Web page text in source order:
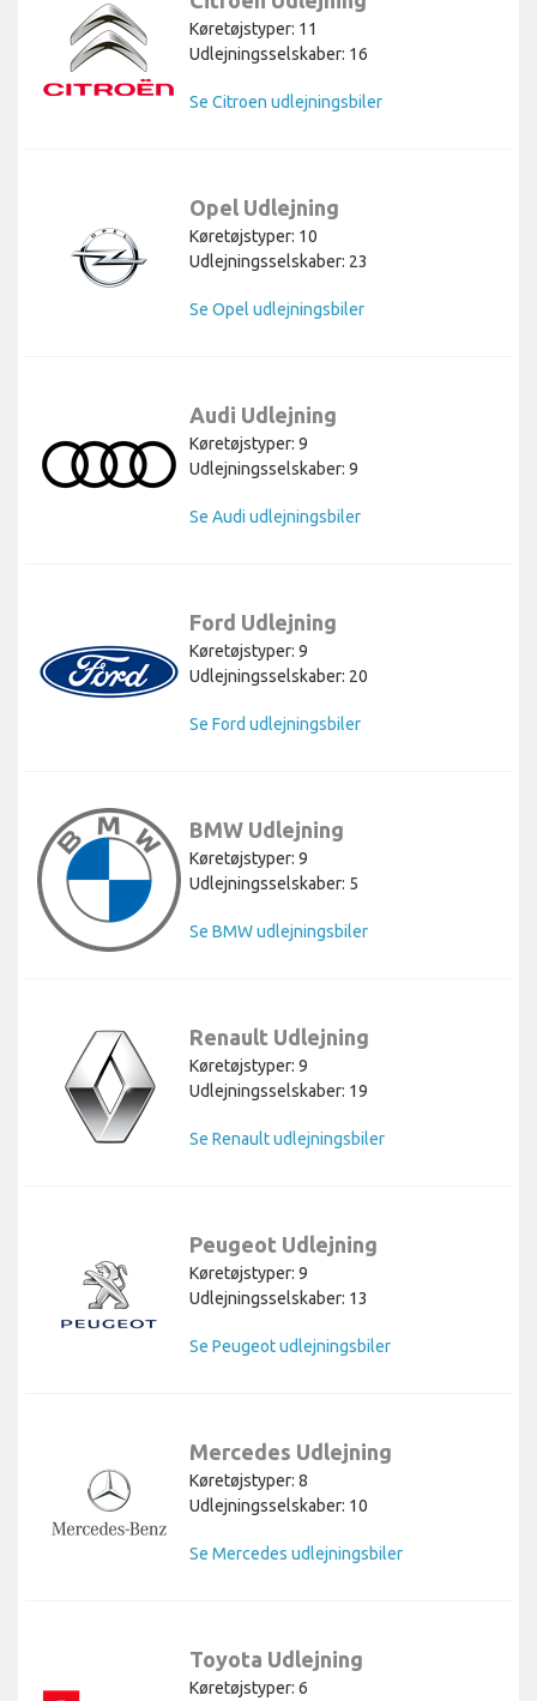
Køretøjstyper: 11
Udlejningsselskaber: 16
Se Citroen udlejningsbiler
Opel Udlejning
Køretøjstyper: 10
Udlejningsselskaber: 23
Se Opel udlejningsbiler
Audi Udlejning
Køretøjstyper: 9
Udlejningsselskaber: 9
Se Audi udlejningsbiler
Ford Udlejning
Køretøjstyper: 9
Udlejningsselskaber: 20
Se Ford udlejningsbiler
BMW Udlejning
Køretøjstyper: 9
Udlejningsselskaber: 5
Se BMW udlejningsbiler
Renault Udlejning
Køretøjstyper: 9
Udlejningsselskaber: 19
Se Renault udlejningsbiler
Peugeot Udlejning
Køretøjstyper: 9
Udlejningsselskaber: 13
Se Peugeot udlejningsbiler
Mercedes Udlejning
Køretøjstyper: 8
Udlejningsselskaber: 10
Se Mercedes udlejningsbiler
Toyota Udlejning
Køretøjstyper: 6